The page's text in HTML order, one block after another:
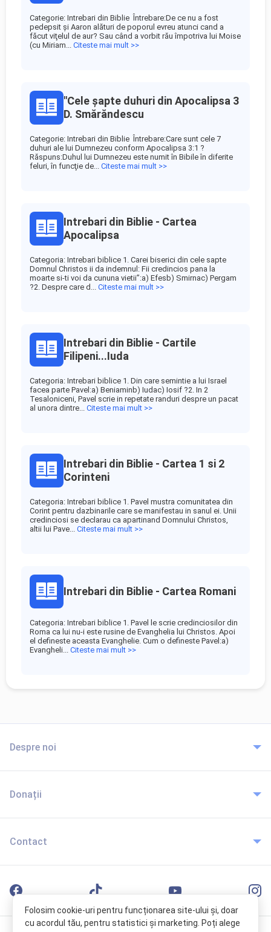
Categorie: Intrebari din Biblie Întrebare:De ce nu a fost
pedepsit şi Aaron alături de poporul evreu atunci cand a
făcut viţelul de aur? Sau când a vorbit rău împotriva lui Moise
(cu Miriam... Citeste mai mult >>
"Cele șapte duhuri din Apocalipsa 3
D. Smărăndescu
Categorie: Intrebari din Biblie Întrebare:Care sunt cele 7
duhuri ale lui Dumnezeu conform Apocalipsa 3:1 ?
Răspuns:Duhul lui Dumnezeu este numit în Bibile în diferite
feluri, în funcţie de... Citeste mai mult >>
Intrebari din Biblie - Cartea
Apocalipsa
Categoria: Intrebari biblice 1. Carei biserici din cele sapte
Domnul Christos ii da indemnul: Fii credincios pana la
moarte si-ti voi da cununa vietii”:a) Efesb) Smirnac) Pergam
?2. Despre care d... Citeste mai mult >>
Intrebari din Biblie - Cartile
Filipeni...Iuda
Categoria: Intrebari biblice 1. Din care semintie a lui Israel
facea parte Pavel:a) Beniaminb) Iudac) Iosif ?2. In 2
Tesaloniceni, Pavel scrie in repetate randuri despre un pacat
al unora dintre... Citeste mai mult >>
Intrebari din Biblie - Cartea 1 si 2
Corinteni
Categoria: Intrebari biblice 1. Pavel mustra comunitatea din
Corint pentru dazbinarile care se manifestau in sanul ei. Unii
credinciosi se declarau ca apartinand Domnului Christos,
altii lui Pave... Citeste mai mult >>
Intrebari din Biblie - Cartea Romani
Categoria: Intrebari biblice 1. Pavel le scrie credinciosilor din
Roma ca lui nu-i este rusine de Evanghelia lui Christos. Apoi
el defineste aceasta Evanghelie. Cum o defineste Pavel:a)
Evangheli... Citeste mai mult >>
Despre noi
Donații
Contact
Folosim cookie-uri pentru funcționarea site-ului și, doar
cu acordul tău, pentru statistici și marketing. Poți alege